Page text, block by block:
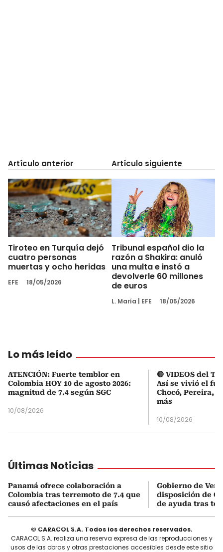
Artículo anterior
Tiroteo en Turquía dejó
cuatro personas
muertas y ocho heridas
EFE 18/05/2026
Artículo siguiente
Tribunal español dio la
razón a Shakira: anuló
una multa e instó a
devolverle 60 millones
de euros
L. María EFE 18/05/2026
Lo más leído
ATENCIÓN: Fuerte temblor en
Colombia HOY 10 de agosto 2026:
magnitud de 7.4 según SGC
10/08/2026
🔴 VIDEOS del
Así se vivió el
Chocó, Pereira,
más
10/08/2026
Últimas Noticias
Panamá ofrece colaboración a
Colombia tras terremoto de 7.4 que
causó afectaciones en el país
Gobierno de
disposición de
de ayuda tras
© CARACOL S.A. Todos los derechos reservados.
CARACOL S.A. realiza una reserva expresa de las reproducciones y
usos de las obras y otras prestaciones accesibles desde este sitio